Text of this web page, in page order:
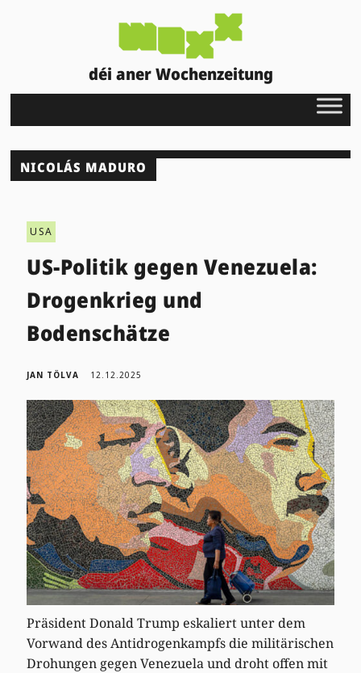
déi aner Wochenzeitung
NICOLÁS MADURO
USA
US-Politik gegen Venezuela:
Drogenkrieg und
Bodenschätze
JAN TÖLVA 12.12.2025
Präsident Donald Trump eskaliert unter dem
Vorwand des Antidrogenkampfs die militärischen
Drohungen gegen Venezuela und droht offen mit